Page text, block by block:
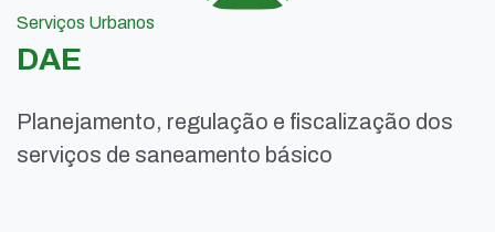
Serviços Urbanos
DAE
Planejamento, regulação e fiscalização dos
serviços de saneamento básico